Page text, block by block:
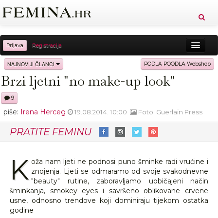
Prijava Registracija
Sreća Zdravlje Vitkost
Moda Ljubav Relax Putovanja Recepti
NAJNOVIJI ČLANCI PODLA POODLA Webshop
Brzi ljetni "no make-up look"
9
piše: Irena Herceg 19.08.2014. 10:00 Foto: Guerlain Press
PRATITE FEMINU
K oža nam ljeti ne podnosi puno šminke radi vrućine i
znojenja. Ljeti se odmaramo od svoje svakodnevne
"beauty" rutine, zaboravljamo uobičajeni način
šminkanja, smokey eyes i savršeno oblikovane crvene
usne, odnosno trendove koji dominiraju tijekom ostatka
godine